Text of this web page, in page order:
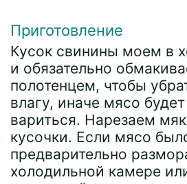
Приготовление
Кусок свинины моем в
и обязательно
полотенцем, чтобы
влагу, иначе мясо
вариться. Нарезаем
кусочки. Если мясо
предварительно
холодильной камере